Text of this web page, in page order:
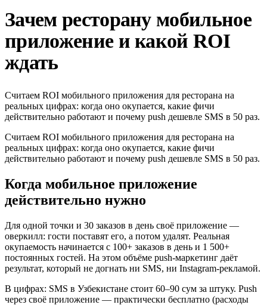
Зачем ресторану мобильное
приложение и какой ROI
ждать
Считаем ROI мобильного приложения для ресторана на
реальных цифрах: когда оно окупается, какие фичи
действительно работают и почему push дешевле SMS в 50 раз.
Считаем ROI мобильного приложения для ресторана на
реальных цифрах: когда оно окупается, какие фичи
действительно работают и почему push дешевле SMS в 50 раз.
Когда мобильное приложение
действительно нужно
Для одной точки и 30 заказов в день своё приложение —
оверкилл: гости поставят его, а потом удалят. Реальная
окупаемость начинается с 100+ заказов в день и 1 500+
постоянных гостей. На этом объёме push-маркетинг даёт
результат, который не догнать ни SMS, ни Instagram-рекламой.
В цифрах: SMS в Узбекистане стоит 60–90 сум за штуку. Push
через своё приложение — практически бесплатно (расходы